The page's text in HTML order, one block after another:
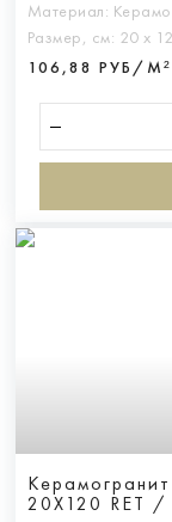
Материал:
Размер, см: 20 х
106,88 РУБ/М²
20X120 RET